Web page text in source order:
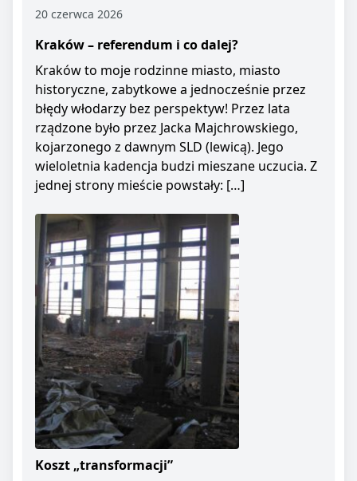
20 czerwca 2026
Kraków – referendum i co dalej?
Kraków to moje rodzinne miasto, miasto
historyczne, zabytkowe a jednocześnie przez
błędy włodarzy bez perspektyw! Przez lata
rządzone było przez Jacka Majchrowskiego,
kojarzonego z dawnym SLD (lewicą). Jego
wieloletnia kadencja budzi mieszane uczucia. Z
jednej strony mieście powstały: […]
Koszt „transformacji”